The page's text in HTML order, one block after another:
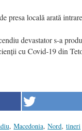
presa locală arată
devastator s-a
cu Covid-19 din
, Macedonia, Nord, tineri